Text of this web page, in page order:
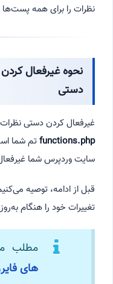
نظرات را برای همه
نحوه غیرفعال
دستی
غیرفعال کردن دستی
functions.phpتم شما
سایت وردپرس شما
قبل از ادامه، توصیه
تغییرات خود را هنگام
مطلب
های